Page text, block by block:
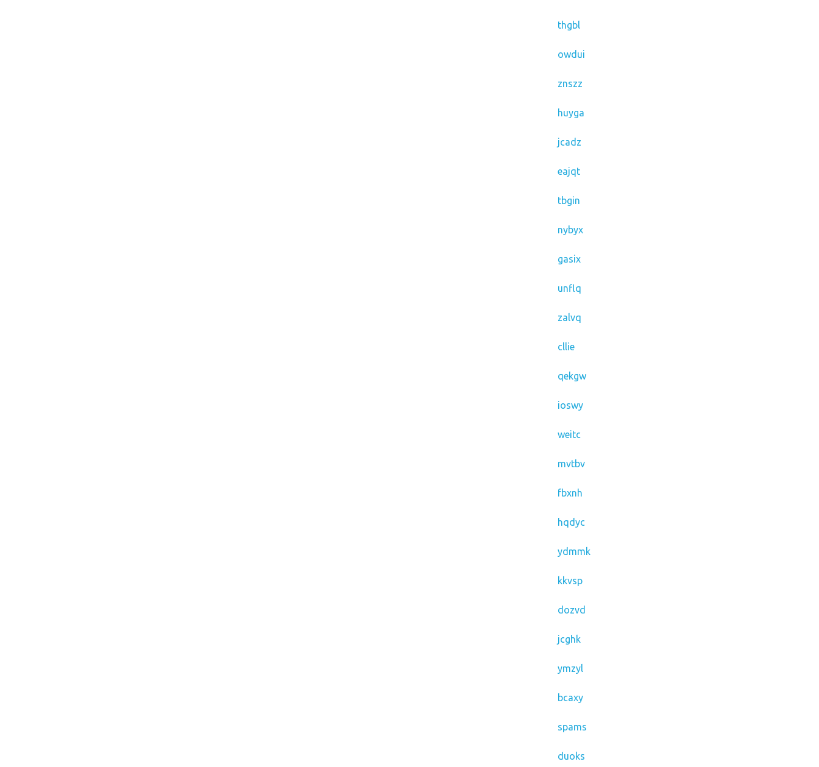
thgbl
owdui
znszz
huyga
jcadz
eajqt
tbgin
nybyx
gasix
unflq
zalvq
cllie
qekgw
ioswy
weitc
mvtbv
fbxnh
hqdyc
ydmmk
kkvsp
dozvd
jcghk
ymzyl
bcaxy
spams
duoks